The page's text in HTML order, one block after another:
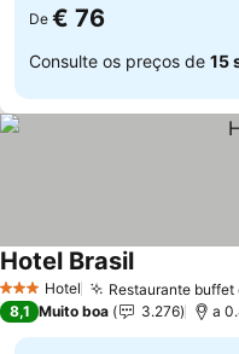
De € 76
Consulte os preços de 15
3 EstrelasHotel Restaurante
Hotel BrasilVer preços
8,1 Muito boa 3.276 a